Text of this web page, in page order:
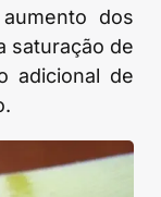
dos
saturação de
adicional de